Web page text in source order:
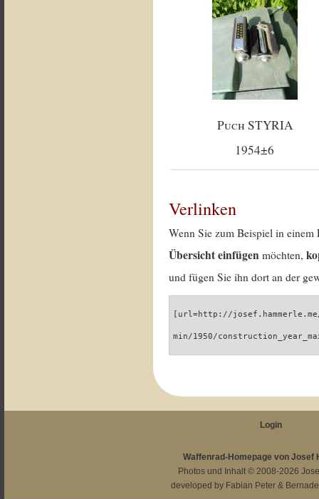
Puch STYRIA
1954±6
Verlinken
Wenn Sie zum Beispiel in
Übersicht einfügen möchten,
und fügen Sie ihn dort an der
[url=http://
min/1950/
Login
Waffenrad-Homepage von Josef
Photos und Inhalt © 2008-2026
developed by Fabian Peter &